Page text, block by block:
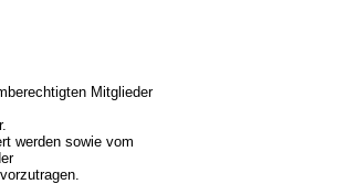
Mitglieder
werden sowie vom